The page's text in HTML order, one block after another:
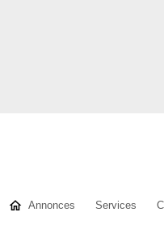
Annonces Services